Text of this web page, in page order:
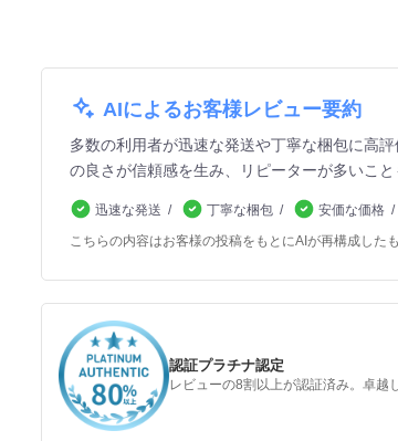
AIによるお客様レビュー要約
多数の利用者が迅速な発送や丁寧な梱包に高
の良さが信頼感を生み、リピーターが多いこ
迅速な発送 丁寧な梱包 安価な価格
こちらの内容はお客様の投稿をもとにAIが再構成した
認証プラチナ認定
レビューの8割以上が認証済み。卓越